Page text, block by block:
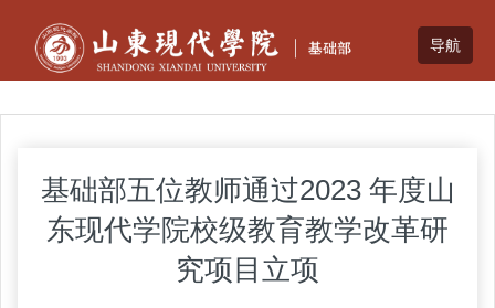
基础部五位教师通过2023 年度山
东现代学院校级教育教学改革研
究项目立项